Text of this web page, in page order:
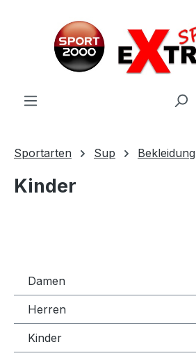
Sportarten Sup Bekleidung
Kinder
Damen
Herren
Kinder